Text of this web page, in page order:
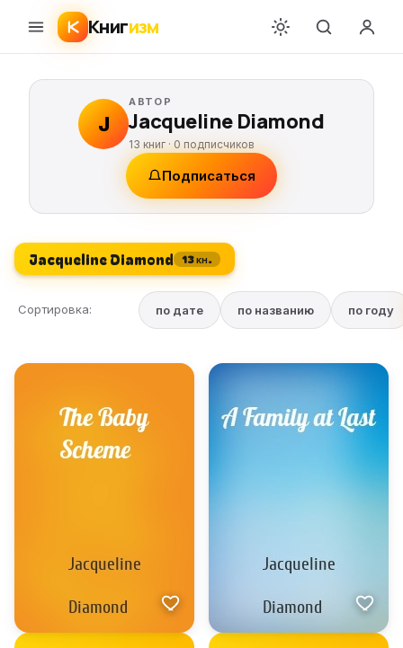
Книгизм
J
АВТОР
Jacqueline Diamond
13 книг ·0 подписчиков
Подписаться
Jacqueline Diamond 13 кн.
Сортировка: по дате по названию по году